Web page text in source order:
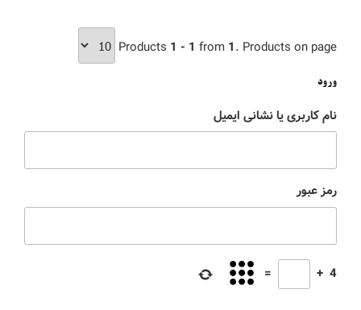
Products 1 - 1 from 1. Products on page
ورود
نام کاربری یا نشانی ایمیل
رمز عبور
4
+
=